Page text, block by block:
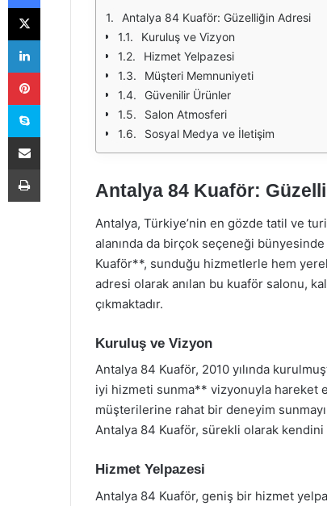
Antalya 84 Kuaför: Güzelliğin Adresi
Kuruluş ve Vizyon
Hizmet Yelpazesi
Müşteri Memnuniyeti
Güvenilir Ürünler
Salon Atmosferi
Sosyal Medya ve İletişim
Antalya 84 Kuaför:
Antalya, Türkiye’nin en gözde tatil ve
alanında da birçok seçeneği
Kuaför**, sunduğu hizmetlerle hem
adresi olarak anılan bu kuaför salonu,
çıkmaktadır.
Kuruluş ve Vizyon
Antalya 84 Kuaför, 2010 yılında
iyi hizmeti sunma** vizyonuyla hareket
müşterilerine rahat bir deneyim
Antalya 84 Kuaför, sürekli olarak
Hizmet Yelpazesi
Antalya 84 Kuaför, geniş bir hizmet
X
LinkedIn
Pinterest
Skype
E-Posta ile paylaş